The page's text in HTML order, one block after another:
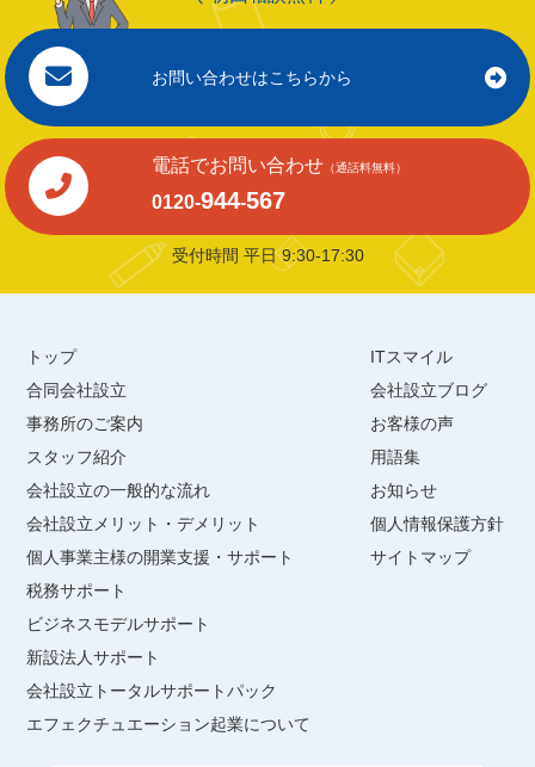
お問い合わせはこちらから
電話でお問い合わせ （通話料無料）
0120-944-567
受付時間 平日 9:30-17:30
トップ
合同会社設立
事務所のご案内
スタッフ紹介
会社設立の一般的な流れ
会社設立メリット・デメリット
個人事業主様の開業支援・サポート
税務サポート
ビジネスモデルサポート
新設法人サポート
会社設立トータルサポートパック
エフェクチュエーション起業について
ITスマイル
会社設立ブログ
お客様の声
用語集
お知らせ
個人情報保護方針
サイトマップ